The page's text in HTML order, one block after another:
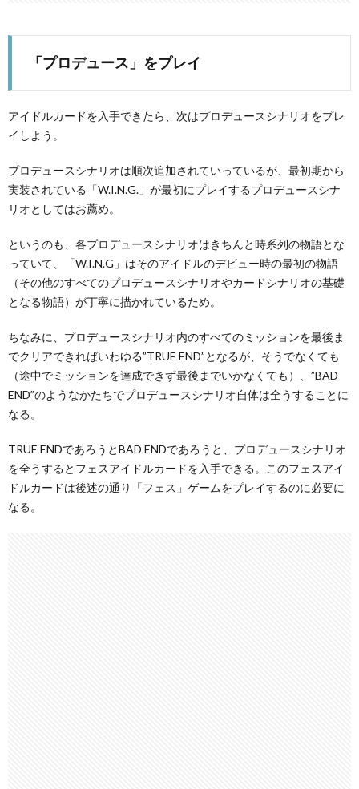
「プロデュース」をプレイ
アイドルカードを入手できたら、次はプロデュースシナリオをプレ
イしよう。
プロデュースシナリオは順次追加されていっているが、最初期から
実装されている「W.I.N.G.」が最初にプレイするプロデュースシナ
リオとしてはお薦め。
というのも、各プロデュースシナリオはきちんと時系列の物語とな
っていて、「W.I.N.G」はそのアイドルのデビュー時の最初の物語
（その他のすべてのプロデュースシナリオやカードシナリオの基礎
となる物語）が丁寧に描かれているため。
ちなみに、プロデュースシナリオ内のすべてのミッションを最後ま
でクリアできればいわゆる”TRUE END”となるが、そうでなくても
（途中でミッションを達成できず最後までいかなくても）、”BAD
END”のようなかたちでプロデュースシナリオ自体は全うすることに
なる。
TRUE ENDであろうとBAD ENDであろうと、プロデュースシナリオ
を全うするとフェスアイドルカードを入手できる。このフェスアイ
ドルカードは後述の通り「フェス」ゲームをプレイするのに必要に
なる。